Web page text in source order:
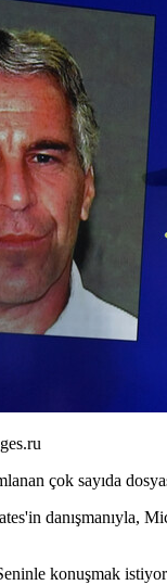
çok sayıda
danışmanıyla,
konuşmak